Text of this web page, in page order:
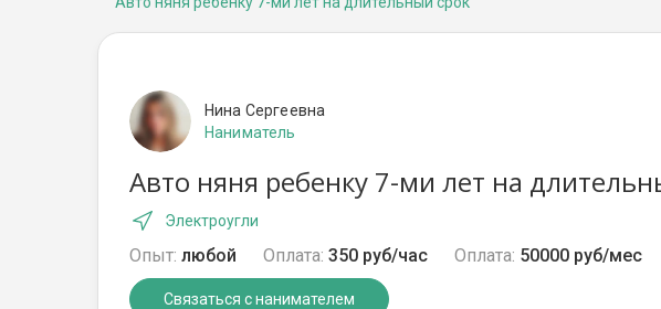
Нина Сергеевна
Наниматель
Авто няня ребенку 7-ми лет на
Электроугли
Опыт: любой Оплата: 350 руб/час Оплата: 50000 руб/мес
Связаться с нанимателем